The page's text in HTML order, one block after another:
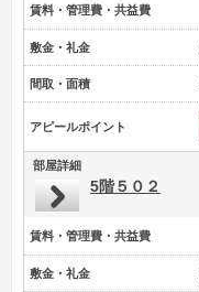
賃料・管理費・共益費
敷金・礼金
間取・面積
アピールポイント
部屋詳細
5階５０２
賃料・管理費・共益費
敷金・礼金